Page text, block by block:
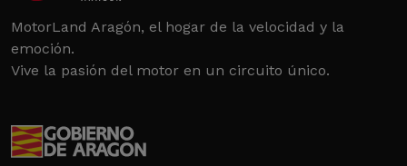
MotorLand Aragón, el hogar de la velocidad y la
emoción.
Vive la pasión del motor en un circuito único.